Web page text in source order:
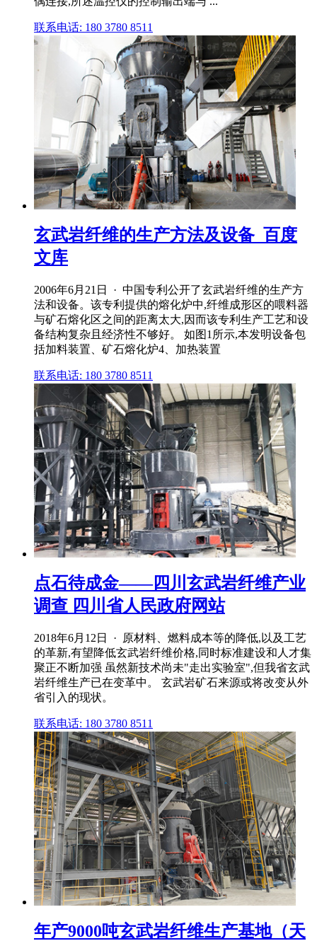
联系电话: 180 3780 8511
玄武岩纤维的生产方法及设备_百度
文库
2006年6月21日 · 中国专利公开了玄武岩纤维的生产方
法和设备。该专利提供的熔化炉中,纤维成形区的喂料器
与矿石熔化区之间的距离太大,因而该专利生产工艺和设
备结构复杂且经济性不够好。 如图1所示,本发明设备包
括加料装置、矿石熔化炉4、加热装置
联系电话: 180 3780 8511
点石待成金——四川玄武岩纤维产业
调查 四川省人民政府网站
2018年6月12日 · 原材料、燃料成本等的降低,以及工艺
的革新,有望降低玄武岩纤维价格,同时标准建设和人才集
聚正不断加强 虽然新技术尚未"走出实验室",但我省玄武
岩纤维生产已在变革中。 玄武岩矿石来源或将改变从外
省引入的现状。
联系电话: 180 3780 8511
年产9000吨玄武岩纤维生产基地（天